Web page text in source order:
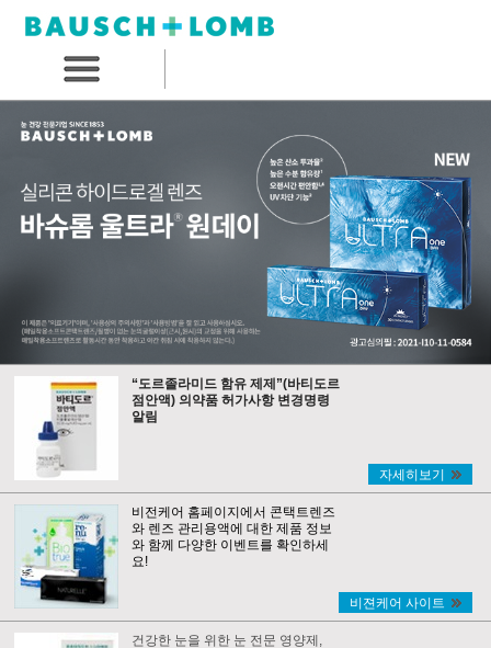
“도르졸라미드 함유 제제”(바티도르
점안액) 의약품 허가사항 변경명령
알림
자세히보기
비전케어 홈페이지에서 콘택트렌즈
와 렌즈 관리용액에 대한 제품 정보
와 함께 다양한 이벤트를 확인하세
요!
비젼케어 사이트
건강한 눈을 위한 눈 전문 영양제,